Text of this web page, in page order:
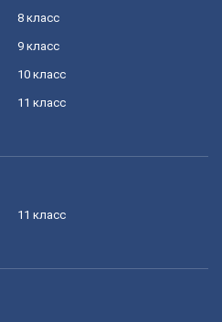
8 класс
9 класс
10 класс
11 класс
11 класс